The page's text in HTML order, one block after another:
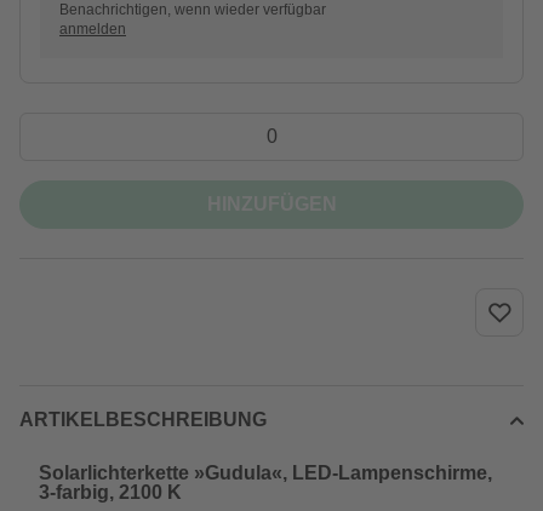
Benachrichtigen, wenn wieder verfügbar
anmelden
ARTIKELBESCHREIBUNG
Solarlichterkette »Gudula«, LED-Lampenschirme,
3-farbig, 2100 K